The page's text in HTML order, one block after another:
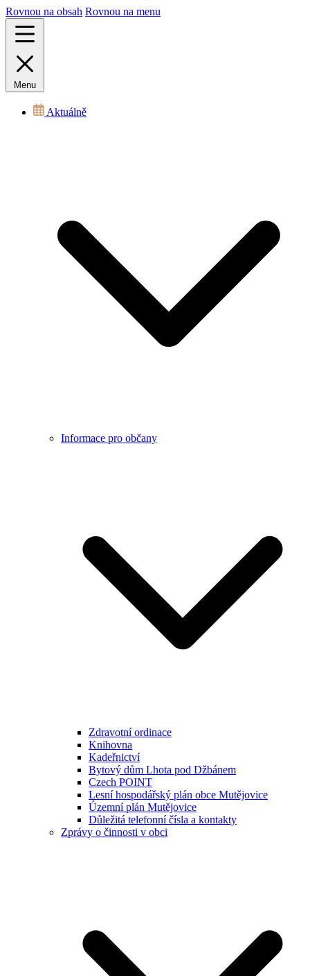
Rovnou na obsah Rovnou na menu
Menu
Aktuálně
Informace pro občany
Zdravotní ordinace
Knihovna
Kadeřnictví
Bytový dům Lhota pod Džbánem
Czech POINT
Lesní hospodářský plán obce Mutějovice
Územní plán Mutějovice
Důležitá telefonní čísla a kontakty
Zprávy o činnosti v obci